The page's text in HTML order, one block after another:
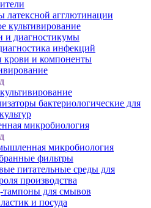
латексной агглютинации
культивирование
и диагностикумы
инфекций
крови и компоненты
бактериологические для
микробиология
микробиология
фильтры
питательные среды для
производства
тампоны для смывов
и посуда